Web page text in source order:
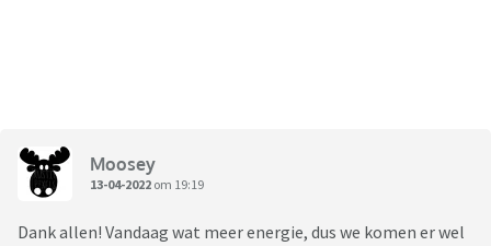
Moosey
13-04-2022 om 19:19
Dank allen! Vandaag wat meer energie, dus we komen er wel